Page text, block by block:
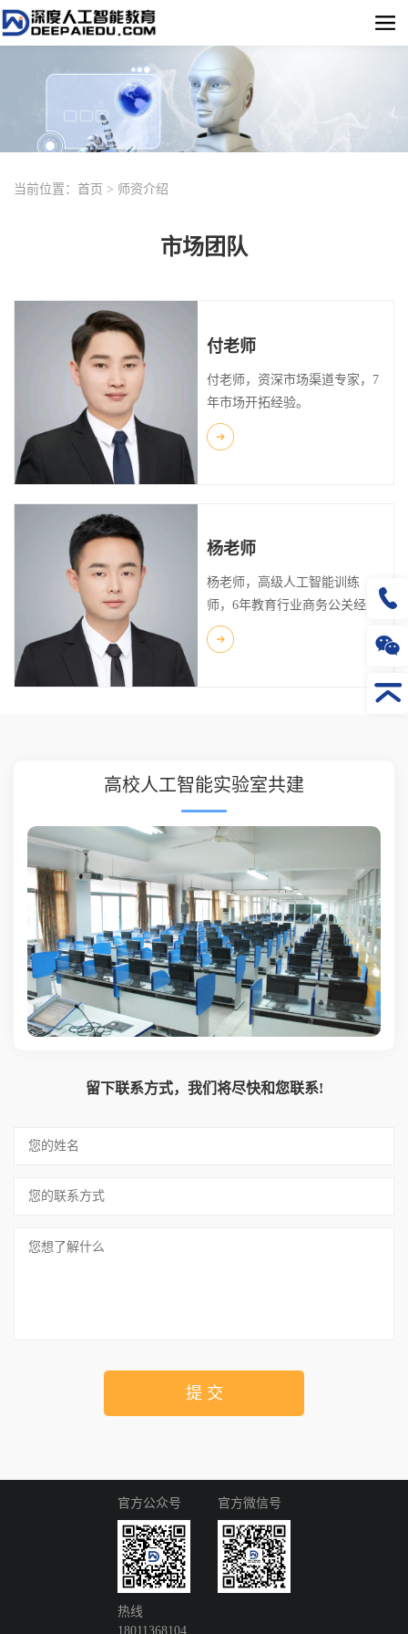
当前位置： 首页 > 师资介绍
市场团队
付老师
付老师，资深市场渠道专家，7
年市场开拓经验。
杨老师
杨老师，高级人工智能训练
师，6年教育行业商务公关经验
高校人工智能实验室共建
留下联系方式，我们将尽快和您联系!
提 交
官方公众号 官方微信号
热线
18011368104